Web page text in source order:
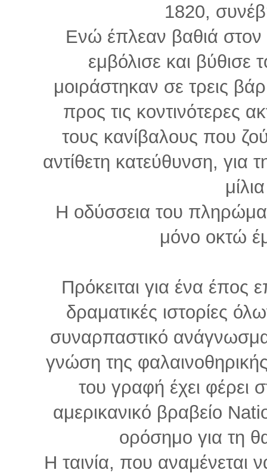
1820,
Ενώ έπλεαν βαθιά στον
εμβόλισε και βύθισε
μοιράστηκαν σε τρεις
προς τις κοντινότερες
τους κανίβαλους που
αντίθετη κατεύθυνση, για
Η οδύσσεια του
μόνο οκτώ
Πρόκειται για ένα έπος
δραματικές ιστορίες
συναρπαστικό
γνώση της
του γραφή έχει φέρει
αμερικανικό βραβείο
ορόσημο για τη
Η ταινία, που αναμένεται